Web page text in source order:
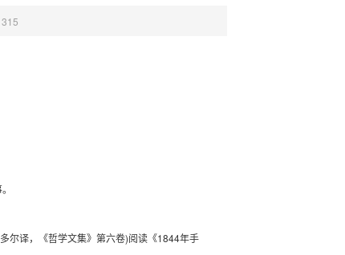
315
尔译，《哲学文集》第六卷)阅读《1844年手